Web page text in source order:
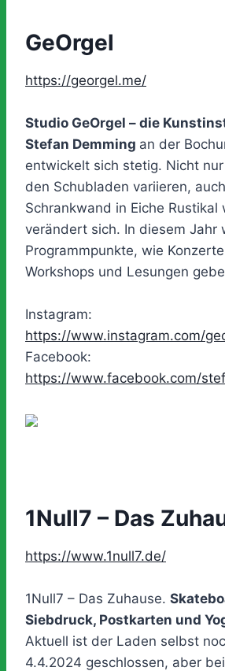
GeOrgel
https://georgel.me/
Studio GeOrgel – die
Stefan Demming an der
entwickelt sich stetig. Nicht
den Schubladen variieren,
Schrankwand in Eiche Rustikal
verändert sich. In diesem Jahr
Programmpunkte, wie
Workshops und Lesungen
Instagram:
https://www.instagram.com/
Facebook:
https://www.facebook.com/
1Null7 – Das
https://www.1null7.de/
1Null7 – Das Zuhause.
Siebdruck, Postkarten und
Aktuell ist der Laden selbst
4.4.2024 geschlossen, aber bei